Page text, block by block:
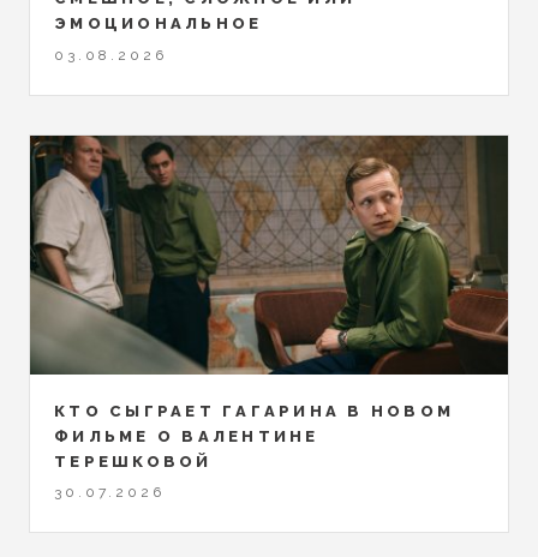
ЭМОЦИОНАЛЬНОЕ
03.08.2026
КТО СЫГРАЕТ ГАГАРИНА В НОВОМ
ФИЛЬМЕ О ВАЛЕНТИНЕ
ТЕРЕШКОВОЙ
30.07.2026